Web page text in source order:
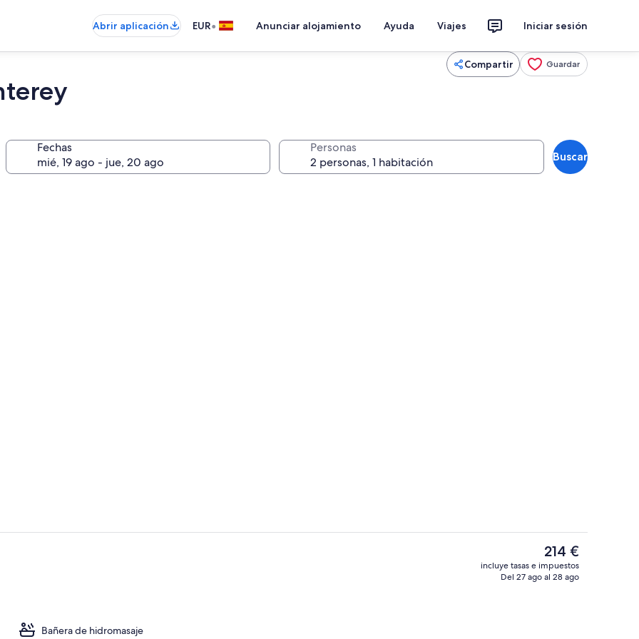
Abrir aplicación EUR• Anunciar alojamiento Ayuda Viajes Iniciar sesión
Compartir Guardar
Fechas Personas
Buscar
Bañera de hidromasaje
El
precio
actual
214 €
incluye tasas e impuestos
Del 27 ago al 28 ago